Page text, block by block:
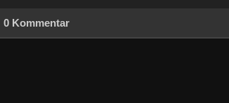
0 Kommentar